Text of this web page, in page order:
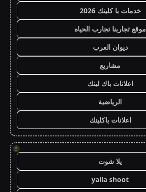
خدمات با كلينك 2026
موقع تجاربنا تجارب الحياه
ديوان العرب
مشاريع
اعلانات باك لينك
الرياضية
اعلانات باكلينك
!
يلا شوت
yalla shoot